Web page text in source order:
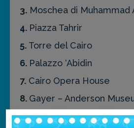
3. Moschea di Muhammad
4. Piazza Tahrir
5. Torre del Cairo
6. Palazzo ‘Abidin
7. Cairo Opera House
8. Gayer – Anderson
9.Museum of Islamic Art